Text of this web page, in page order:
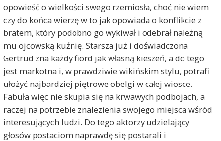
opowieść o wielkości swego rzemiosła, choć nie wiem
czy do końca wierzę w to jak opowiada o konflikcie z
bratem, który podobno go wykiwał i odebrał należną
mu ojcowską kuźnię. Starsza już i doświadczona
Gertrud zna każdy fiord jak własną kieszeń, a do tego
jest markotna i, w prawdziwie wikińskim stylu, potrafi
ułożyć najbardziej piętrowe obelgi w całej wiosce.
Fabuła więc nie skupia się na krwawych podbojach, a
raczej na potrzebie znalezienia swojego miejsca wśród
interesujących ludzi. Do tego aktorzy udzielający
głosów postaciom naprawdę się postarali i